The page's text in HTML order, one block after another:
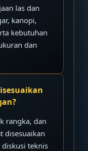
las dan
kanopi,
kebutuhan
dan
rangka, dan
disesuaikan
teknis